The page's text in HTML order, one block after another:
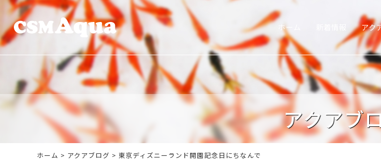
ホーム アク
アクアブ
ホーム > アクアブログ > 東京ディズニーランド開園記念日にちなんで